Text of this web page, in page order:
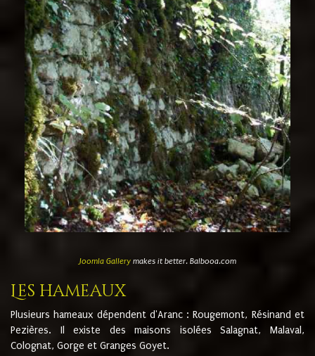
Joomla Gallerymakes it better. Balbooa.com
Les hameaux
Plusieurs hameaux dépendent d'Aranc : Rougemont, Résinand et
Pezières. Il existe des maisons isolées Salagnat, Malaval,
Colognat, Gorge et Granges Goyet.